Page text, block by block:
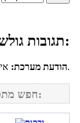
תגובות גולשים למתכון סלט פירות קיץ מתובל:
הודעת מערכת:לחשבונך על מנת להגיב.
חפש מתכונים נוספים באתר: